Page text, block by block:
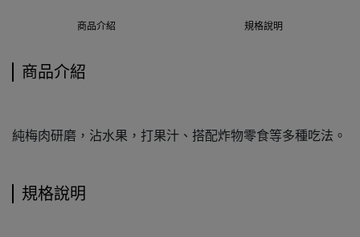
商品介紹 規格說明
商品介紹
純梅肉研磨，沾水果，打果汁、搭配炸物零食等多種吃法。
規格說明